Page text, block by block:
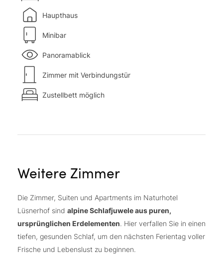
Haupthaus
Minibar
Panoramablick
Zimmer mit Verbindungstür
Zustellbett möglich
Weitere Zimmer
Die Zimmer, Suiten und Apartments im Naturhotel
Lüsnerhof sind alpine Schlafjuwele aus puren,
ursprünglichen Erdelementen. Hier verfallen Sie in einen
tiefen, gesunden Schlaf, um den nächsten Ferientag voller
Frische und Lebenslust zu beginnen.